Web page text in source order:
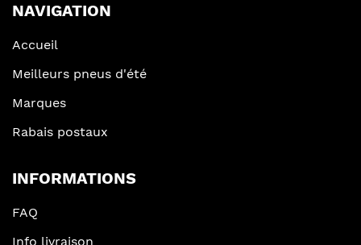
NAVIGATION
Accueil
Meilleurs pneus d'été
Marques
Rabais postaux
INFORMATIONS
FAQ
Info livraison